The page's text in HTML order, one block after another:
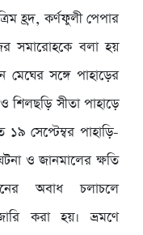
হ্রদ, কর্ণফুলী পেপার
সমারোহকে বলা হয়
মেঘের সঙ্গে পাহাড়ের
শিলছড়ি সীতা পাহাড়ে
সেপ্টেম্বর পাহাড়ি-
ও জানমালের ক্ষতি
অবাধ চলাচলে
করা হয়। ভ্রমণে